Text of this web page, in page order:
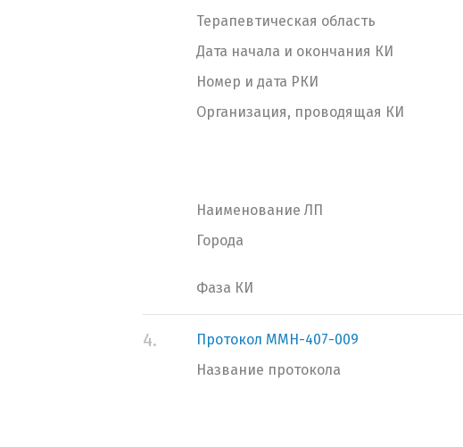
Терапевтическая область
Дата начала и окончания КИ
Номер и дата РКИ
Организация, проводящая КИ
Наименование ЛП
Города
Фаза КИ
4.
Протокол MMH-407-009
Название протокола